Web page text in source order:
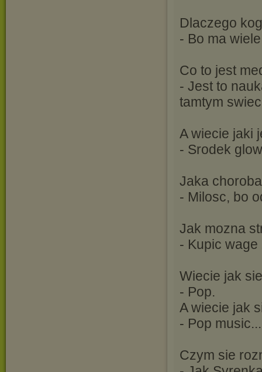
Dlaczego
- Bo ma
Co to jest
- Jest to
tamtym
A wiecie jaki
- Srodek
Jaka
- Milosc, bo
Jak mozna
- Kupic
Wiecie jak
- Pop.
A wiecie jak
- Pop music...
Czym sie